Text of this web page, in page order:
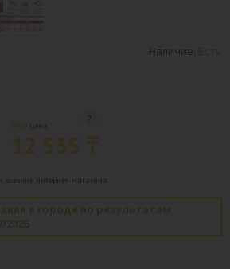
Наличие: Есть
PRO цена:
12 535 ₸
корзине интернет-магазина.
в городе по результатам